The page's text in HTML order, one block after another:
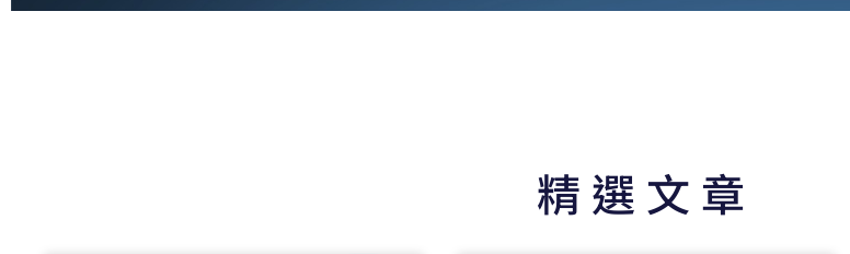
精選文章